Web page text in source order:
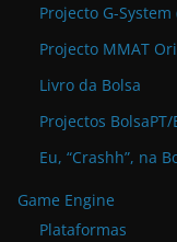
Projecto G-
Projecto MMAT
Livro da Bolsa
Projectos BolsaPT/
Eu, “Crashh”, na
Game Engine
Plataformas